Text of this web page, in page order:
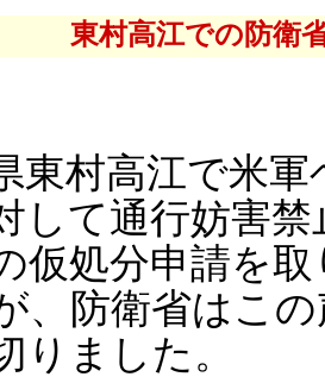
東村高江での防衛
村高江で米軍
して通行妨害
仮処分申請を
、防衛省はこ
りました。